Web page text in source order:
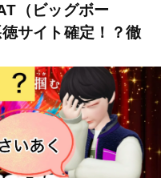
（ビッグボー
サイト確定！？徹